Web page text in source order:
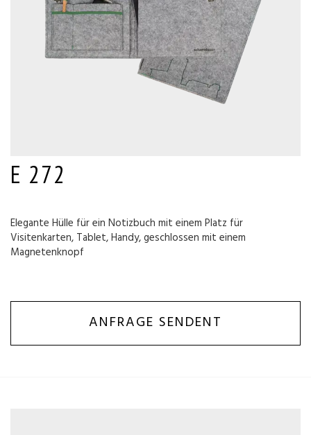
E 272
Elegante Hülle für ein Notizbuch mit einem Platz für
Visitenkarten, Tablet, Handy, geschlossen mit einem
Magnetenknopf
ANFRAGE SENDENT